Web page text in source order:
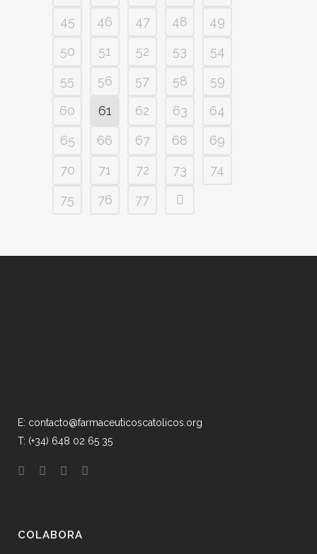
45
46 47 48
49
50
51 52 53
54
55
56 57 58
59
60
61 62 63
64
65
66 67 68
69
70
71 72 73
74
75
76 77
E: contacto@farmaceuticoscatolicos.org
T: (+34) 648 02 65 35
COLABORA